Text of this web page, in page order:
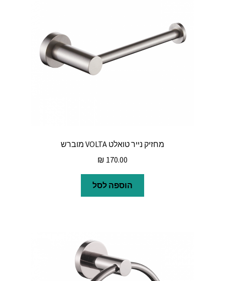
מחזיק נייר טואלט VOLTA מוברש
₪ 170.00
הוספה לסל